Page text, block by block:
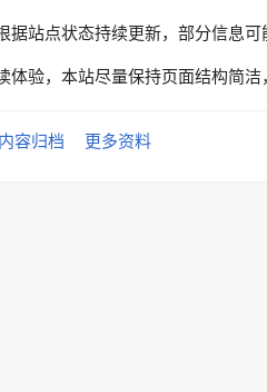
据站点状态持续更新，部分信息
体验，本站尽量保持页面结构简洁
内容归档 更多资料